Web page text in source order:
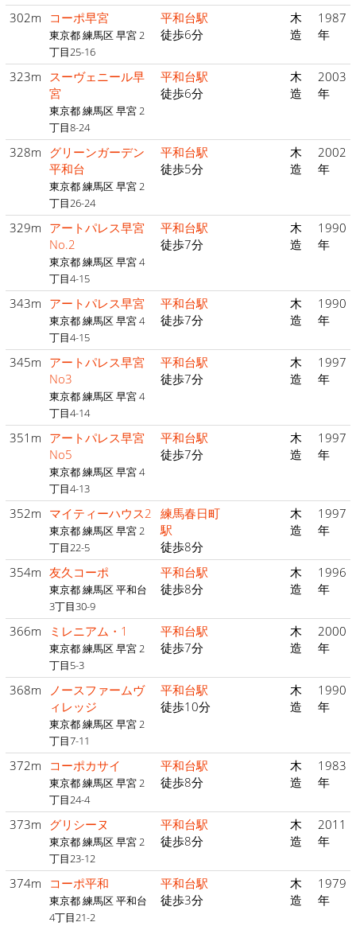
302m コーポ早宮
東京都 練馬区 早宮 2
丁目25-16
平和台駅
徒歩6分
木
造
1987
年
323m スーヴェニール早
宮
東京都 練馬区 早宮 2
丁目8-24
平和台駅
徒歩6分
木
造
2003
年
328m グリーンガーデン
平和台
東京都 練馬区 早宮 2
丁目26-24
平和台駅
徒歩5分
木
造
2002
年
329m アートパレス早宮
No.2
東京都 練馬区 早宮 4
丁目4-15
平和台駅
徒歩7分
木
造
1990
年
343m アートパレス早宮
東京都 練馬区 早宮 4
丁目4-15
平和台駅
徒歩7分
木
造
1990
年
345m アートパレス早宮
No3
東京都 練馬区 早宮 4
丁目4-14
平和台駅
徒歩7分
木
造
1997
年
351m アートパレス早宮
No5
東京都 練馬区 早宮 4
丁目4-13
平和台駅
徒歩7分
木
造
1997
年
352m マイティーハウス2
東京都 練馬区 早宮 2
丁目22-5
練馬春日町
駅
徒歩8分
木
造
1997
年
354m 友久コーポ
東京都 練馬区 平和台
3丁目30-9
平和台駅
徒歩8分
木
造
1996
年
366m ミレニアム・1
東京都 練馬区 早宮 2
丁目5-3
平和台駅
徒歩7分
木
造
2000
年
368m
ノースファームヴ
ィレッジ
東京都 練馬区 早宮 2
丁目7-11
平和台駅
徒歩10分
木
造
1990
年
372m コーポカサイ
東京都 練馬区 早宮 2
丁目24-4
平和台駅
徒歩8分
木
造
1983
年
373m グリシーヌ
東京都 練馬区 早宮 2
丁目23-12
平和台駅
徒歩8分
木
造
2011
年
374m コーポ平和
東京都 練馬区 平和台
4丁目21-2
平和台駅
徒歩3分
木
造
1979
年